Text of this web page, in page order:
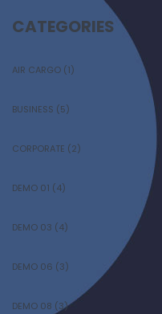
CATEGORIES
AIR CARGO (1)
BUSINESS (5)
CORPORATE (2)
DEMO 01 (4)
DEMO 03 (4)
DEMO 06 (3)
DEMO 08 (3)